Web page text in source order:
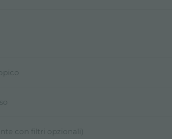
con filtri opzionali)